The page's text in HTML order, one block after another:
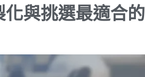
與挑選最適合的